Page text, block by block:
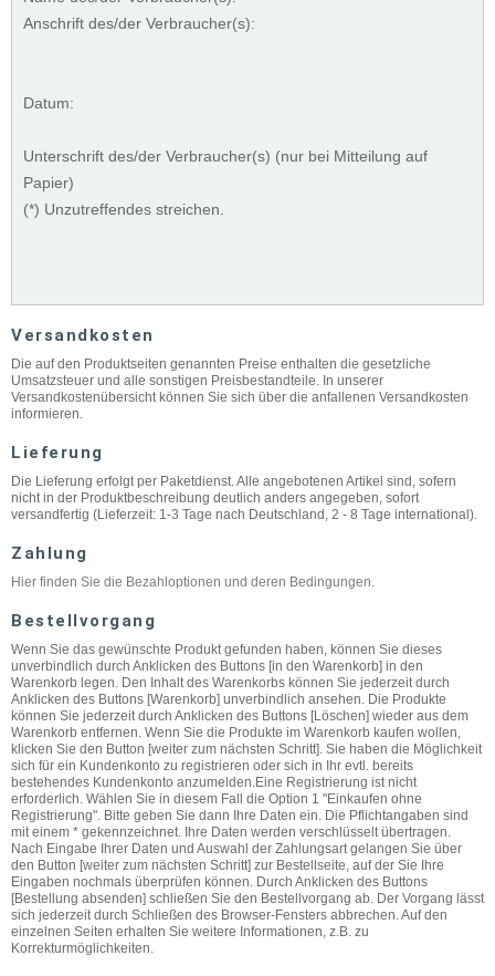
Anschrift des/der Verbraucher(s):
Datum:
Unterschrift des/der Verbraucher(s) (nur bei Mitteilung auf
Papier)
(*) Unzutreffendes streichen.
Versandkosten
Die auf den Produktseiten genannten Preise enthalten die gesetzliche
Umsatzsteuer und alle sonstigen Preisbestandteile. In unserer
Versandkostenübersicht können Sie sich über die anfallenen Versandkosten
informieren.
Lieferung
Die Lieferung erfolgt per Paketdienst. Alle angebotenen Artikel sind, sofern
nicht in der Produktbeschreibung deutlich anders angegeben, sofort
versandfertig (Lieferzeit: 1-3 Tage nach Deutschland, 2 - 8 Tage international).
Zahlung
Hier finden Sie die Bezahloptionen und deren Bedingungen.
Bestellvorgang
Wenn Sie das gewünschte Produkt gefunden haben, können Sie dieses
unverbindlich durch Anklicken des Buttons [in den Warenkorb] in den
Warenkorb legen. Den Inhalt des Warenkorbs können Sie jederzeit durch
Anklicken des Buttons [Warenkorb] unverbindlich ansehen. Die Produkte
können Sie jederzeit durch Anklicken des Buttons [Löschen] wieder aus dem
Warenkorb entfernen. Wenn Sie die Produkte im Warenkorb kaufen wollen,
klicken Sie den Button [weiter zum nächsten Schritt]. Sie haben die Möglichkeit
sich für ein Kundenkonto zu registrieren oder sich in Ihr evtl. bereits
bestehendes Kundenkonto anzumelden.Eine Registrierung ist nicht
erforderlich. Wählen Sie in diesem Fall die Option 1 "Einkaufen ohne
Registrierung". Bitte geben Sie dann Ihre Daten ein. Die Pflichtangaben sind
mit einem * gekennzeichnet. Ihre Daten werden verschlüsselt übertragen.
Nach Eingabe Ihrer Daten und Auswahl der Zahlungsart gelangen Sie über
den Button [weiter zum nächsten Schritt] zur Bestellseite, auf der Sie Ihre
Eingaben nochmals überprüfen können. Durch Anklicken des Buttons
[Bestellung absenden] schließen Sie den Bestellvorgang ab. Der Vorgang lässt
sich jederzeit durch Schließen des Browser-Fensters abbrechen. Auf den
einzelnen Seiten erhalten Sie weitere Informationen, z.B. zu
Korrekturmöglichkeiten.